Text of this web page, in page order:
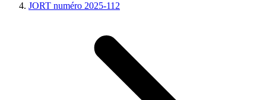
JORT numéro 2025-112